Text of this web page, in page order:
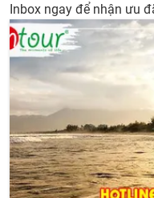
Inbox ngay để nhận ưu